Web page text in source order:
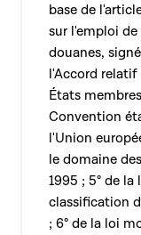
base de
sur l'emploi
douanes,
l'Accord
États
Convention
l'Union
le domaine
1995 ; 5° de
classification
; 6° de la loi